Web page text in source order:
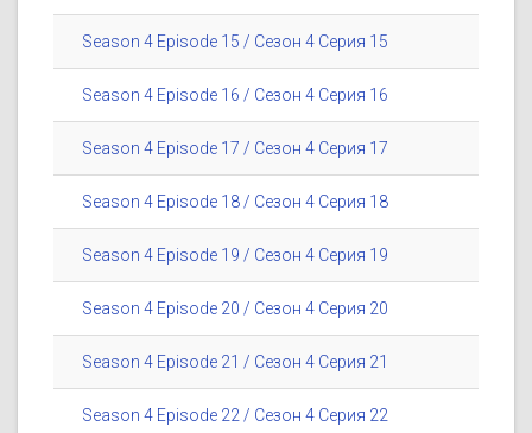
Season 4 Episode 15 / Сезон 4 Серия 15
Season 4 Episode 16 / Сезон 4 Серия 16
Season 4 Episode 17 / Сезон 4 Серия 17
Season 4 Episode 18 / Сезон 4 Серия 18
Season 4 Episode 19 / Сезон 4 Серия 19
Season 4 Episode 20 / Сезон 4 Серия 20
Season 4 Episode 21 / Сезон 4 Серия 21
Season 4 Episode 22 / Сезон 4 Серия 22